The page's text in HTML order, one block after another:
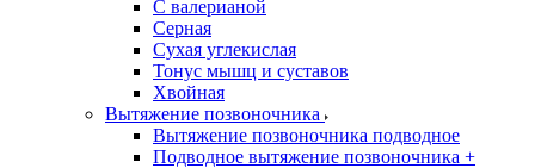
С валерианой
Серная
Сухая углекислая
Тонус мышц и суставов
Хвойная
Вытяжение позвоночника
Вытяжение позвоночника подводное
Подводное вытяжение позвоночника +